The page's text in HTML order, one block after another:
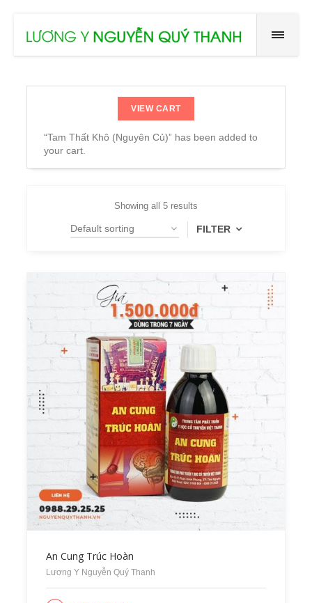
VIEW CART
“Tam Thất Khô (Nguyên Củ)” has been added to
your cart.
Showing all 5 results
FILTER
PRODUCT CATEGORIES
Lương Y Nguyễn Quý Thanh
An Cung Trúc Hoàn
Lương Y Nguyễn Quý Thanh